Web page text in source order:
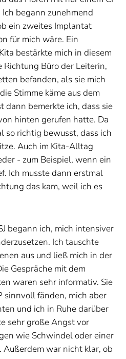
begann zunehmend
ein zweites Implantat
für mich wäre. Ein
bestärkte mich in diesem
Richtung Büro der Leiterin,
befanden, als sie mich
Stimme käme aus dem
dann bemerkte ich, dass sie
hinten gerufen hatte. Da
so richtig bewusst, dass ich
Auch im Kita-Alltag
- zum Beispiel, wenn ein
Ich musste dann erstmal
das kam, weil ich es
begann ich, mich intensiver
Ich tauschte
aus und ließ mich in der
Gespräche mit dem
waren sehr informativ. Sie
sinnvoll fänden, mich aber
und ich in Ruhe darüber
sehr große Angst vor
wie Schwindel oder einer
war nicht klar, ob